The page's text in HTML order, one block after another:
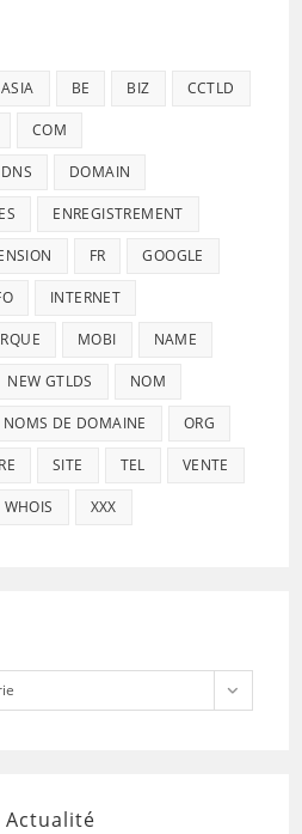
ASIA BE BIZ CCTLD
COM
DNS DOMAIN
ENREGISTREMENT
FR GOOGLE
INTERNET
MOBI NAME
NEW GTLDS NOM
NOMS DE DOMAINE ORG
SITE TEL VENTE
WHOIS XXX
Actualité